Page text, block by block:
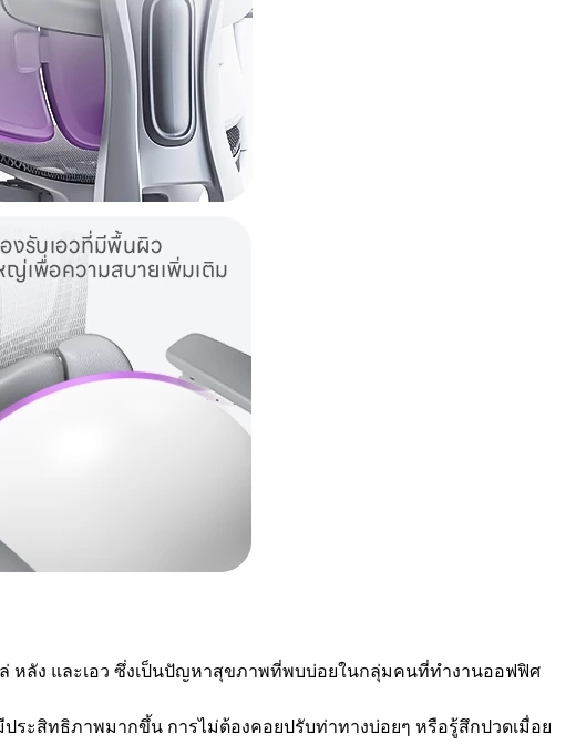
หลัง และเอว ซึ่งเป็นปัญหาสุขภาพที่พบบ่อยในกลุ่มคนที่ทำงานออฟฟิศ
ระสิทธิภาพมากขึ้น การไม่ต้องคอยปรับท่าทางบ่อยๆ หรือรู้สึกปวดเมื่อย